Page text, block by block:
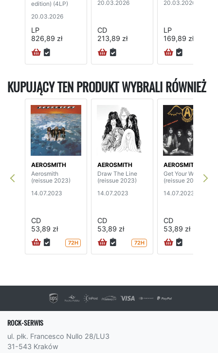
edition) (4LP)
20.03.2026
LP
826,89 zł
20.03.2026
CD
213,89 zł
20.03.2026
LP
169,89 zł
KUPUJĄCY TEN PRODUKT WYBRALI RÓWNIEŻ
AEROSMITH
Aerosmith
(reissue 2023)
14.07.2023
CD
53,89 zł
72H
AEROSMITH
Draw The Line
(reissue 2023)
14.07.2023
CD
53,89 zł
72H
AEROSMITH
Get Your Wings
(reissue 2023)
14.07.2023
CD
53,89 zł
ROCK-SERWIS
ul. płk. Francesco Nullo 28/LU3
31-543 Kraków